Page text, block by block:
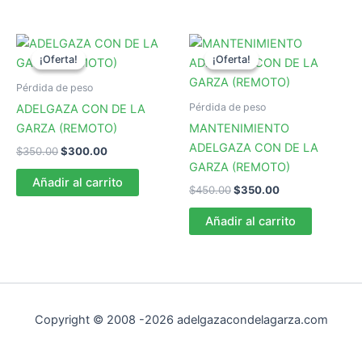
¡Oferta!
¡Oferta!
Pérdida de peso
ADELGAZA CON DE LA
GARZA (REMOTO)
$350.00El
original
era:
$300.00El
actual
es:
Añadir al carrito
¡Oferta!
¡Oferta!
Pérdida de peso
MANTENIMIENTO
ADELGAZA CON DE LA
GARZA (REMOTO)
$450.00El
original
era:
$350.00El
actual
es:
Añadir al carrito
Copyright © 2008 -2026 adelgazacondelagarza.com